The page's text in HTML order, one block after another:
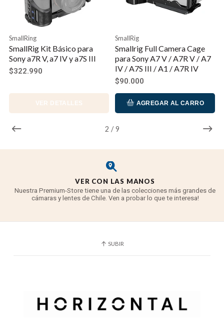
2 / 9
SmallRing
SmallRig Kit Básico para
Sony a7R V, a7 IV y a7S III
$322.990
VER DETALLES
SmallRig
Smallrig Full Camera Cage
para Sony A7 V / A7R V / A7
IV / A7S III / A1 / A7R IV
$90.000
AGREGAR AL CARRO
VER CON LAS MANOS
Nuestra Premium-Store tiene una de las colecciones más grandes de
cámaras y lentes de Chile. Ven a probar lo que te interesa!
SUBIR